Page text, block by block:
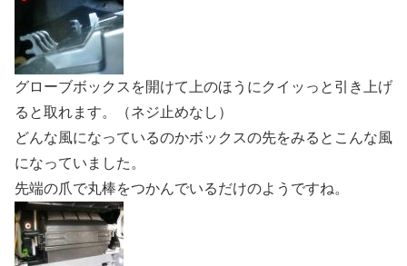
グローブボックスを開けて上のほうにクイッっと引き上げ
ると取れます。（ネジ止めなし）
どんな風になっているのかボックスの先をみるとこんな風
になっていました。
先端の爪で丸棒をつかんでいるだけのようですね。